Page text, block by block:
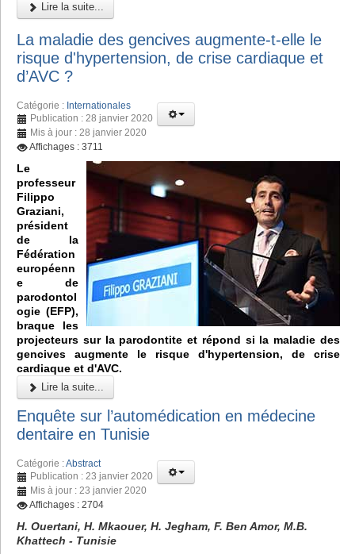
Lire la suite...
La maladie des gencives augmente-t-elle le
risque d'hypertension, de crise cardiaque et
d’AVC ?
Catégorie : Internationales
Publication : 28 janvier 2020
Mis à jour : 28 janvier 2020
Affichages : 3711
Le
professeur
Filippo
Graziani,
président
de la
Fédération
européenn
e de
parodontol
ogie (EFP),
braque les
projecteurs sur la parodontite et répond si la maladie des
gencives augmente le risque d'hypertension, de crise
cardiaque et d'AVC.
Lire la suite...
Enquête sur l’automédication en médecine
dentaire en Tunisie
Catégorie :Abstract
Publication : 23 janvier 2020
Mis à jour : 23 janvier 2020
Affichages : 2704
H. Ouertani, H. Mkaouer, H. Jegham, F. Ben Amor, M.B.
Khattech - Tunisie